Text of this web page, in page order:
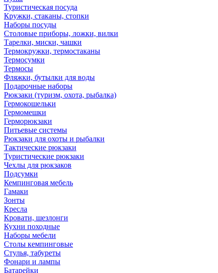
Туристическая посуда
Кружки, стаканы, стопки
Наборы посуды
Столовые приборы, ложки, вилки
Тарелки, миски, чашки
Термокружки, термостаканы
Термосумки
Термосы
Фляжки, бутылки для воды
Подарочные наборы
Рюкзаки (туризм, охота, рыбалка)
Гермокошельки
Гермомешки
Герморюкзаки
Питьевые системы
Рюкзаки для охоты и рыбалки
Тактические рюкзаки
Туристические рюкзаки
Чехлы для рюкзаков
Подсумки
Кемпинговая мебель
Гамаки
Зонты
Кресла
Кровати, шезлонги
Кухни походные
Наборы мебели
Столы кемпинговые
Стулья, табуреты
Фонари и лампы
Батарейки